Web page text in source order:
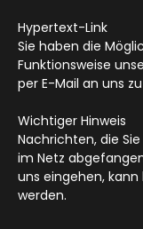
Hypertext-Link
Sie haben die
Funktionsweise
per E-Mail an uns
Wichtiger Hinweis
Nachrichten, die
im Netz
uns eingehen,
werden.